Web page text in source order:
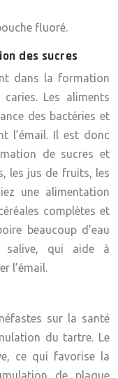
fluoré.
des sucres
dans la formation
Les aliments
des bactéries et
l’émail. Il est donc
de sucres et
les jus de fruits, les
une alimentation
complètes et
beaucoup d’eau
salive, qui aide à
l’émail.
sur la santé
du tartre. Le
ce qui favorise la
de plaque